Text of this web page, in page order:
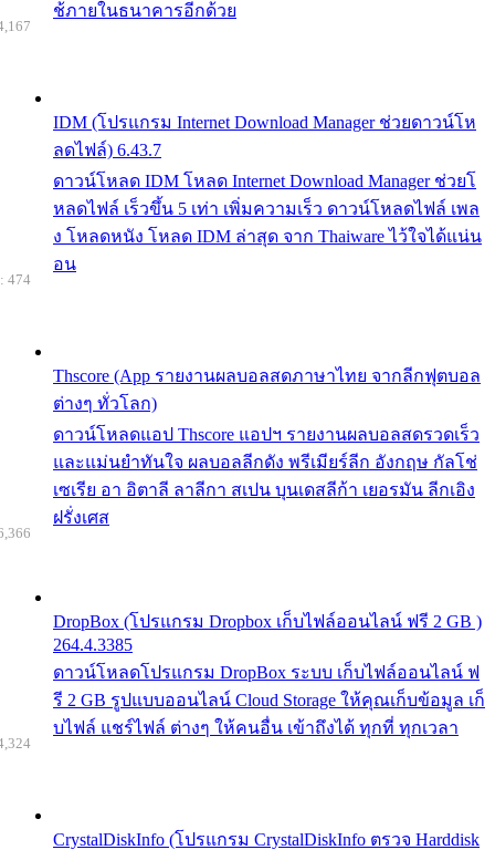
ช้ภายในธนาคารอีกด้วย
IDM (โปรแกรม Internet Download Manager ช่วยดาวน์โห
ลดไฟล์) 6.43.7
ดาวน์โหลด IDM โหลด Internet Download Manager ช่วยโ
หลดไฟล์ เร็วขึ้น 5 เท่า เพิ่มความเร็ว ดาวน์โหลดไฟล์ เพล
ง โหลดหนัง โหลด IDM ล่าสุด จาก Thaiware ไว้ใจได้แน่น
อน
Thscore (App รายงานผลบอลสดภาษาไทย จากลีกฟุตบอล
ต่างๆ ทั่วโลก)
ดาวน์โหลดแอป Thscore แอปฯ รายงานผลบอลสดรวดเร็ว
และแม่นยำทันใจ ผลบอลลีกดัง พรีเมียร์ลีก อังกฤษ กัลโช่
เซเรีย อา อิตาลี ลาลีกา สเปน บุนเดสลีก้า เยอรมัน ลีกเอิง
ฝรั่งเศส
474
DropBox (โปรแกรม Dropbox เก็บไฟล์ออนไลน์ ฟรี 2 GB )
264.4.3385
ดาวน์โหลดโปรแกรม DropBox ระบบ เก็บไฟล์ออนไลน์ ฟ
รี 2 GB รูปแบบออนไลน์ Cloud Storage ให้คุณเก็บข้อมูล เก็
บไฟล์ แชร์ไฟล์ ต่างๆ ให้คนอื่น เข้าถึงได้ ทุกที่ ทุกเวลา
CrystalDiskInfo (โปรแกรม CrystalDiskInfo ตรวจ Harddisk